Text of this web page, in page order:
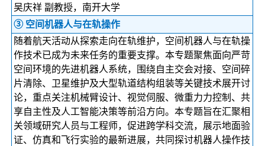
吴庆祥 副教授，南开大学
③ 空间机器人与在轨操作
随着航天活动从探索走向在轨维护，空间机器人与在轨操
作技术已成为未来任务的重要支撑。本专题聚焦面向严苛
空间环境的先进机器人系统，围绕自主交会对接、空间碎
片清除、卫星维护及大型轨道结构组装等关键技术展开讨
论，重点关注机械臂设计、视觉伺服、微重力力控制、共
享自主性及人工智能决策等前沿方向。本专题旨在汇聚相
关领域研究人员与工程师，促进跨学科交流，展示地面验
证、仿真和飞行实验的最新进展，共同探讨机器人操作技